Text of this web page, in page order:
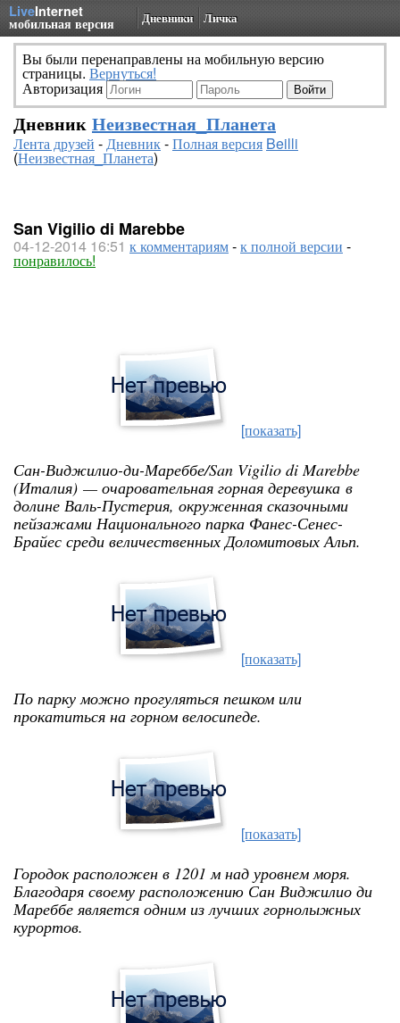
LiveInternet
мобильная версия Дневники Личка
Вы были перенаправлены на мобильную версию
страницы. Вернуться!
Авторизация
Дневник Неизвестная_Планета
Лента друзей -Дневник-Полная версия Beilli
(Неизвестная_Планета)
San Vigilio di Marebbe
04-12-2014 16:51 к комментариям-к полной версии -
понравилось!
[показать]
Сан-Виджилио-ди-Мареббе/San Vigilio di Marebbe
(Италия) — очаровательная горная деревушка в
долине Валь-Пустерия, окруженная сказочными
пейзажами Национального парка Фанес-Сенес-
Брайес среди величественных Доломитовых Альп.
[показать]
По парку можно прогуляться пешком или
прокатиться на горном велосипеде.
[показать]
Городок расположен в 1201 м над уровнем моря.
Благодаря своему расположению Сан Виджилио ди
Мареббе является одним из лучших горнолыжных
курортов.